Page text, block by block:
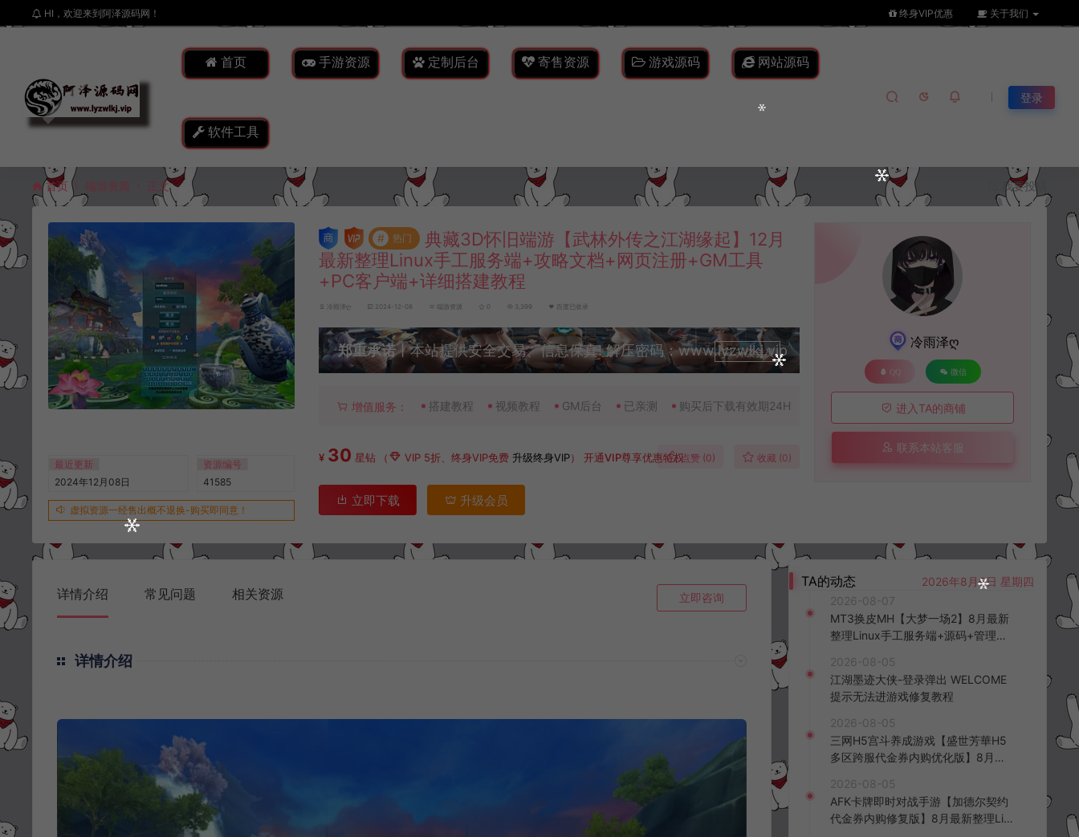
HI，欢迎来到阿泽源码网！ 终身VIP优惠 关于我们
首页 手游资源 定制后台 寄售资源 游戏源码 网站源码
软件工具
登录
首页 端游资源 正文 我要投稿
最近更新
2024年12月08日
资源编号
41585
虚拟资源一经售出概不退换-购买即同意！
# 热门
典藏3D怀旧端游【武林外传之江湖缘起】12月
最新整理Linux手工服务端+攻略文档+网页注册+GM工具
+PC客户端+详细搭建教程
冷雨泽ღ 2024-12-08 端游资源 0 3,399 百度已收录
郑重承诺丨本站提供安全交易、信息保真! 解压密码：www.lyzwlkj.vip
升级会员
增值服务： 搭建教程 视频教程 GM后台 已亲测 购买后下载有效期24H
¥ 30 星钻 （ VIP 5折、终身VIP免费 升级终身VIP）开通VIP尊享优惠特权点赞 (0) 收藏 (0)
立即下载 升级会员
冷雨泽ღ
QQ 微信
进入TA的商铺
联系本站客服
详情介绍 常见问题 相关资源 立即咨询
详情介绍
TA的动态
2026年8月6日 星期四
2026-08-07
MT3换皮MH【大梦一场2】8月最新
整理Linux手工服务端+源码+管理后
频教程
2026-08-05
江湖墨迹大侠-登录弹出 WELCOME
提示无法进游戏修复教程
2026-08-05
三网H5宫斗养成游戏【盛世芳華H5
多区跨服代金券内购优化版】8月最
台+全资源安卓+详细搭建教程+视频
教程
2026-08-05
AFK卡牌即时对战手游【加德尔契约
代金券内购修复版】8月最新整理Lin